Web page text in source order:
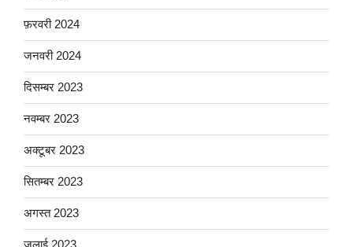
फ़रवरी 2024
जनवरी 2024
दिसम्बर 2023
नवम्बर 2023
अक्टूबर 2023
सितम्बर 2023
अगस्त 2023